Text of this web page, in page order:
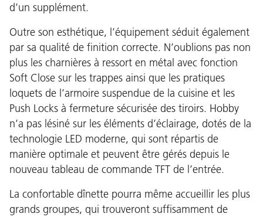
d’un supplément.
Outre son esthétique, l’équipement séduit également
par sa qualité de finition correcte. N’oublions pas non
plus les charnières à ressort en métal avec fonction
Soft Close sur les trappes ainsi que les pratiques
loquets de l’armoire suspendue de la cuisine et les
Push Locks à fermeture sécurisée des tiroirs. Hobby
n’a pas lésiné sur les éléments d’éclairage, dotés de la
technologie LED moderne, qui sont répartis de
manière optimale et peuvent être gérés depuis le
nouveau tableau de commande TFT de l’entrée.
La confortable dînette pourra même accueillir les plus
grands groupes, qui trouveront suffisamment de